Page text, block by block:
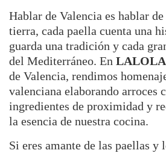
Hablar de Valencia es hablar
tierra, cada paella cuenta una
guarda una tradición y cada
del Mediterráneo. En LALOLA
de Valencia, rendimos
valenciana elaborando arroces
ingredientes de proximidad y
la esencia de nuestra cocina.
Si eres amante de las paellas y